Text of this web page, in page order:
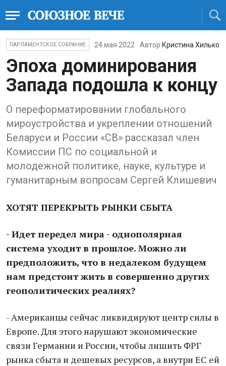
ПАРЛАМЕНТСКОЕ СОБРАНИЕ 24 мая 2022 Автор Кристина Хилько
Эпоха доминирования
Запада подошла к концу
О переформатировании глобального
мироустройства и укреплении отношений
Беларуси и России «СВ» рассказал член
Комиссии ПС по социальной и
молодежной политике, науке, культуре и
гуманитарным вопросам Сергей Клишевич
ХОТЯТ ПЕРЕКРЫТЬ РЫНКИ СБЫТА
- Идет передел мира - однополярная
система уходит в прошлое. Можно ли
предположить, что в недалеком будущем
нам предстоит жить в совершенно других
геополитических реалиях?
- Американцы сейчас ликвидируют центр силы в
Европе. Для этого нарушают экономические
связи Германии и России, чтобы лишить ФРГ
рынка сбыта и дешевых ресурсов, а внутри ЕС ей